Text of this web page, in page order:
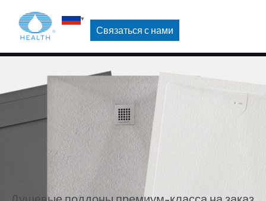
Связаться с нами